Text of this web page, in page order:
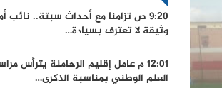
9:20 ص
تزامنا مع أحداث سبتة.. نائب
وثيقة لا تعترف بسيادة…
12:01 م
عامل إقليم الرحامنة يترأس
العلم الوطني بمناسبة الذكرى…